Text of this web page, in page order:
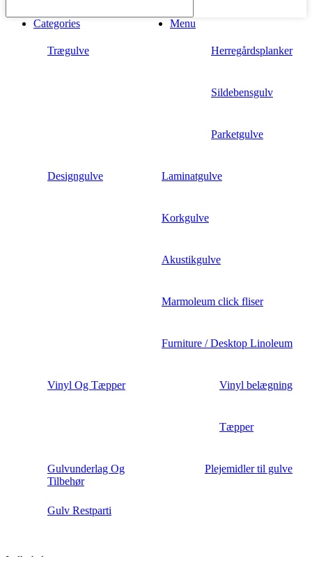
Menu
Categories
Trægulve Herregårdsplanker
Sildebensgulv
Parketgulve
Designgulve Laminatgulve
Korkgulve
Akustikgulve
Marmoleum click fliser
Furniture / Desktop Linoleum
Vinyl Og Tæpper Vinyl belægning
Tæpper
Gulvunderlag Og
Tilbehør
Plejemidler til gulve
Gulv Restparti
Indkøbskurv